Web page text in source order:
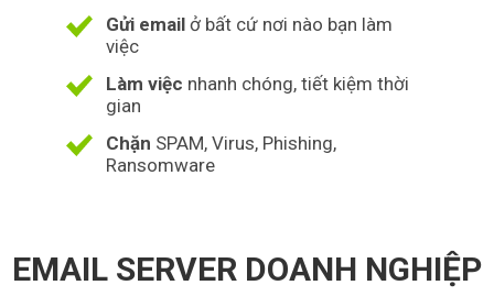
Gửi email ở bất cứ nơi nào bạn làm
việc
Làm việc nhanh chóng, tiết kiệm thời
gian
Chặn SPAM, Virus, Phishing,
Ransomware
EMAIL SERVER DOANH NGHIỆP